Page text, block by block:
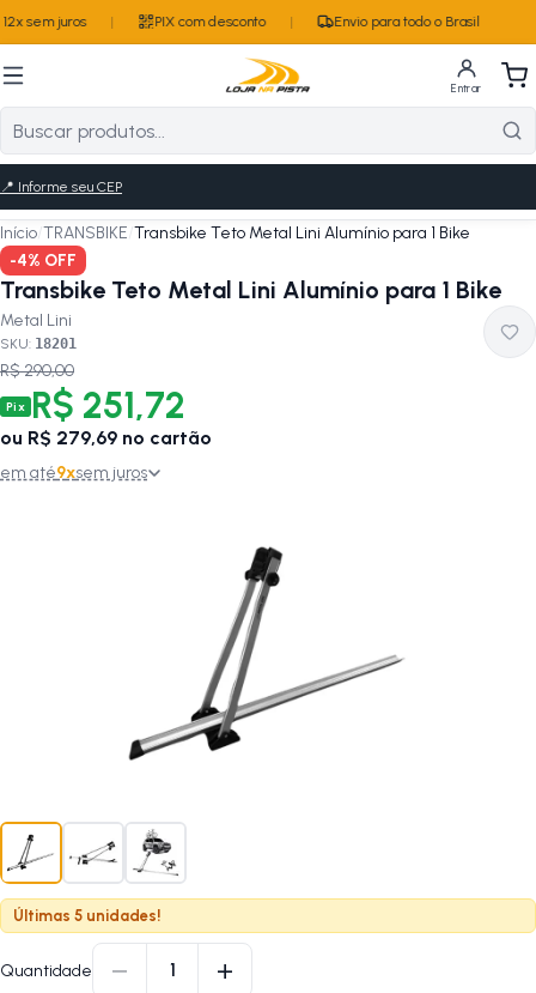
sem juros PIX com desconto Envio para todo o Brasil
Entrar
📍 Informe seu CEP
Início/TRANSBIKE/Transbike Teto Metal Lini Alumínio para 1 Bike
-4% OFF
Transbike Teto Metal Lini Alumínio para 1 Bike
Metal Lini
SKU: 18201
R$ 290,00
Pix R$ 251,72
ou R$ 279,69 no cartão
em até9xsem juros
Últimas 5 unidades!
Quantidade − 1 +